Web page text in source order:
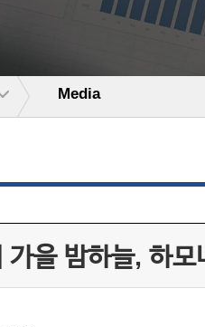
Media
을 밤하늘, 하모